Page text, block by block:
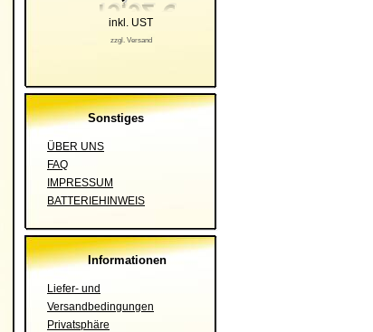
inkl. UST
zzgl. Versand
Sonstiges
ÜBER UNS
FAQ
IMPRESSUM
BATTERIEHINWEIS
Informationen
Liefer- und
Versandbedingungen
Privatsphäre